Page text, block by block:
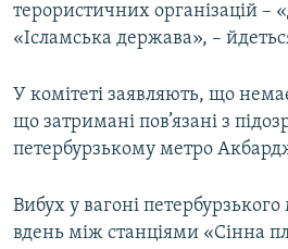
терористичних організацій –
«Ісламська держава», –
У комітеті заявляють, що
що затримані пов’язані з
петербурзькому метро
Вибух у вагоні петербурзького
вдень між станціями «Сінна